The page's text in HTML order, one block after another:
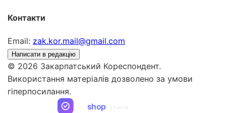
Контакти
Email: zak.kor.mail@gmail.com
Написати в редакцію
© 2026 Закарпатський Кореспондент.
Використання матеріалів дозволено за умови
гіперпосилання.
shop STUDIO